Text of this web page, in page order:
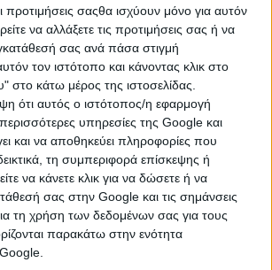
προτιμήσεις σαςθα ισχύουν μόνο για αυτόν
να αλλάξετε τις προτιμήσεις σας ή να
σας ανά πάσα στιγμή
τον ιστότοπο και κάνοντας κλικ στο
στο κάτω μέρος της ιστοσελίδας.
ότι αυτός ο ιστότοπος/η εφαρμογή
υπηρεσίες της Google και
και να αποθηκεύει πληροφορίες που
τη συμπεριφορά επίσκεψης ή
να κάνετε κλικ για να δώσετε ή να
σας στην Google και τις σημάνσεις
τη χρήση των δεδομένων σας για τους
παρακάτω στην ενότητα